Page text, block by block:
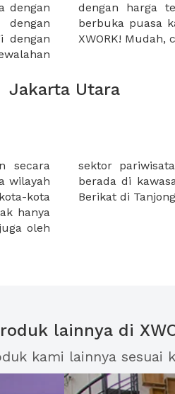
dengan
dengan
di
XWORK! Mudah,
Jakarta Utara
secara
wilayah
kota
hanya
oleh
sendiri
Berikat di
lainnya di
kami lainnya sesuai